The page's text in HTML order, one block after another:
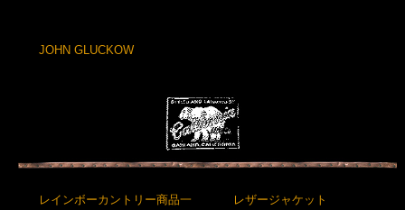
JOHN GLUCKOW
レインボーカントリー商品一
レザージャケット